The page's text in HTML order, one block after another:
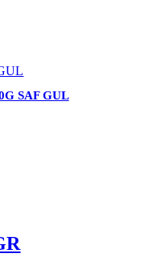
SAF GUL